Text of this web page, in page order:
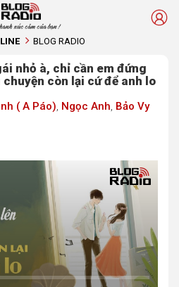
xúc cảm của bạn !
BLOG RADIO
nhỏ à, chỉ cần em đứng
chuyện còn lại cứ để anh lo
( A Páo), Ngọc Anh, Bảo Vy